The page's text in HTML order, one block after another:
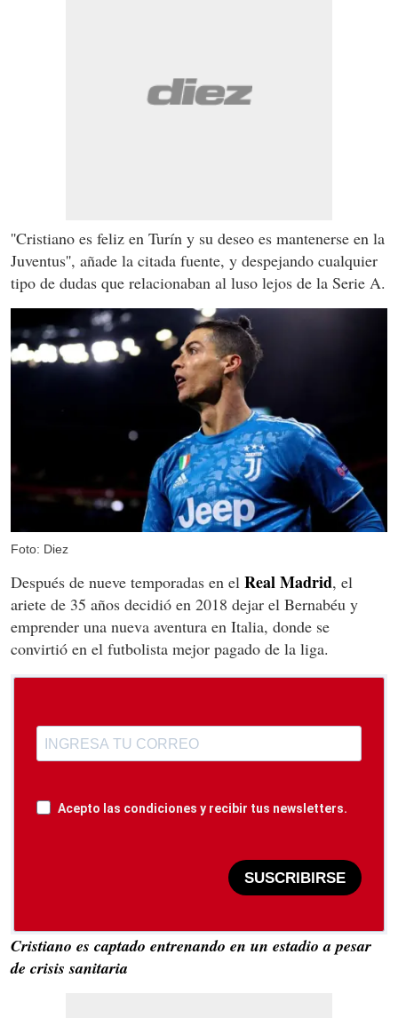
''Cristiano es feliz en Turín y su deseo es mantenerse en la
Juventus'', añade la citada fuente, y despejando cualquier
tipo de dudas que relacionaban al luso lejos de la Serie A.
Foto: Diez
Después de nueve temporadas en el Real Madrid, el
ariete de 35 años decidió en 2018 dejar el Bernabéu y
emprender una nueva aventura en Italia, donde se
convirtió en el futbolista mejor pagado de la liga.
Acepto las condiciones y recibir tus newsletters.
SUSCRIBIRSE
Cristiano es captado entrenando en un estadio a pesar
de crisis sanitaria